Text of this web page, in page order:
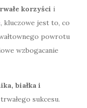
korzyści i
, kluczowe jest to, co
powrotu
wzbogacanie
białka i
sukcesu.